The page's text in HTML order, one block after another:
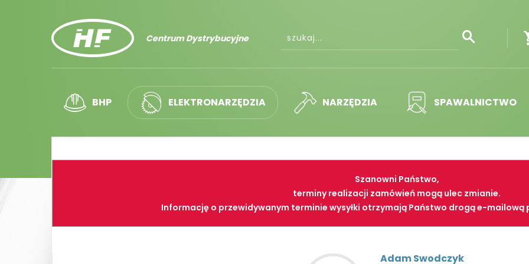
Centrum Dystrybucyjne
BHP ELEKTRONARZĘDZIA NARZĘDZIA SPAWALNICTWO
Szanowni Państwo,
terminy realizacji zamówień mogą ulec zmianie.
Informację o przewidywanym terminie wysyłki otrzymają Państwo drogą e-mailową
Adam Swodczyk